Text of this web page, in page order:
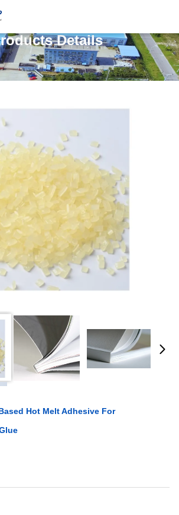
Details
Hot Melt Adhesive For